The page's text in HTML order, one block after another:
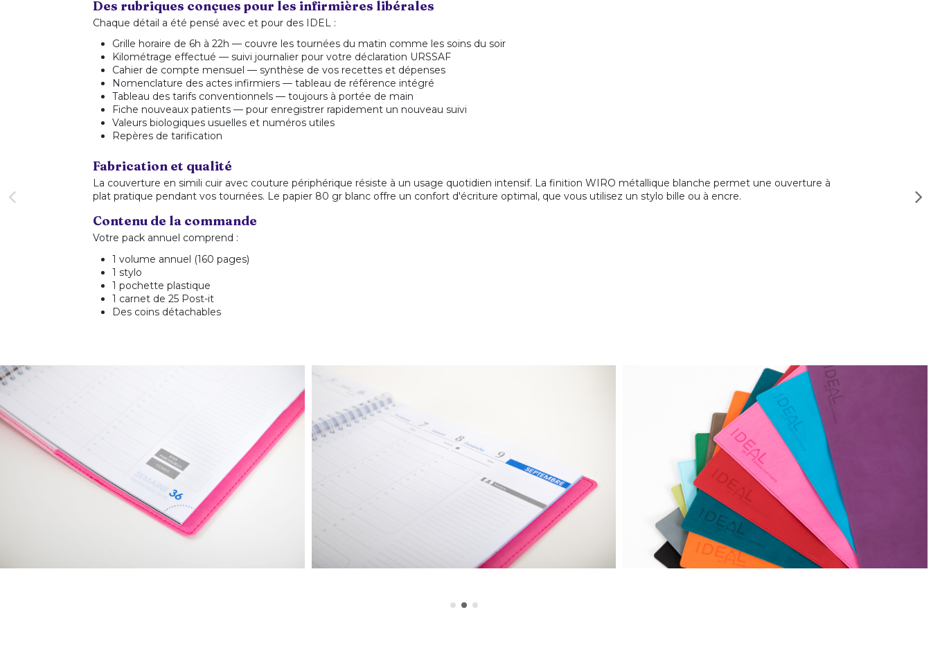
Des rubriques conçues pour les infirmières libérales
Chaque détail a été pensé avec et pour des IDEL :
Grille horaire de 6h à 22h — couvre les tournées du matin comme les soins du soir
Kilométrage effectué — suivi journalier pour votre déclaration URSSAF
Cahier de compte mensuel — synthèse de vos recettes et dépenses
Nomenclature des actes infirmiers — tableau de référence intégré
Tableau des tarifs conventionnels — toujours à portée de main
Fiche nouveaux patients — pour enregistrer rapidement un nouveau suivi
Valeurs biologiques usuelles et numéros utiles
Repères de tarification
Fabrication et qualité
La couverture en simili cuir avec couture périphérique résiste à un usage quotidien intensif. La finition WIRO métallique blanche permet une ouverture à
plat pratique pendant vos tournées. Le papier 80 gr blanc offre un confort d'écriture optimal, que vous utilisez un stylo bille ou à encre.
Contenu de la commande
Votre pack annuel comprend :
1 volume annuel (160 pages)
1 stylo
1 pochette plastique
1 carnet de 25 Post-it
Des coins détachables